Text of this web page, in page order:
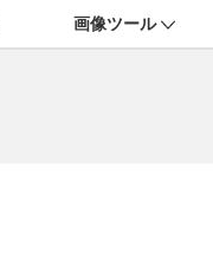
画像ツール